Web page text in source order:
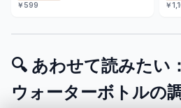
￥599 ￥
🔍 あわせて読みたい
ウォーターボトルの